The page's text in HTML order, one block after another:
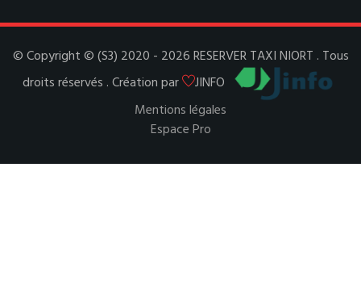
© Copyright © (S3) 2020 - 2026 RESERVER TAXI NIORT . Tous
droits réservés . Création par
JINFO
Mentions légales
Espace Pro